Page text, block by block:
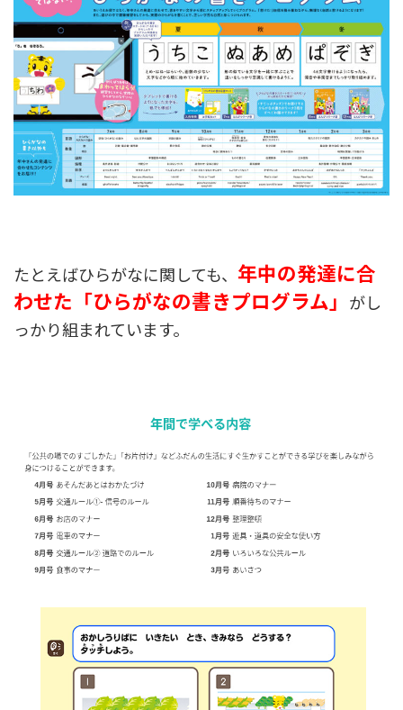
たとえばひらがなに関しても、 年中の発達に合
わせた 「ひらがなの書きプログラム」 がし
っかり組まれています。